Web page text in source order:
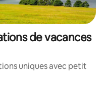
de vacances
uniques avec petit